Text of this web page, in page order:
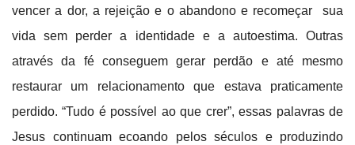
vencer a dor, a rejeição e o abandono e recomeçar sua
vida sem perder a identidade e a autoestima. Outras
através da fé conseguem gerar perdão e até mesmo
restaurar um relacionamento que estava praticamente
perdido. “Tudo é possível ao que crer”, essas palavras de
Jesus continuam ecoando pelos séculos e produzindo